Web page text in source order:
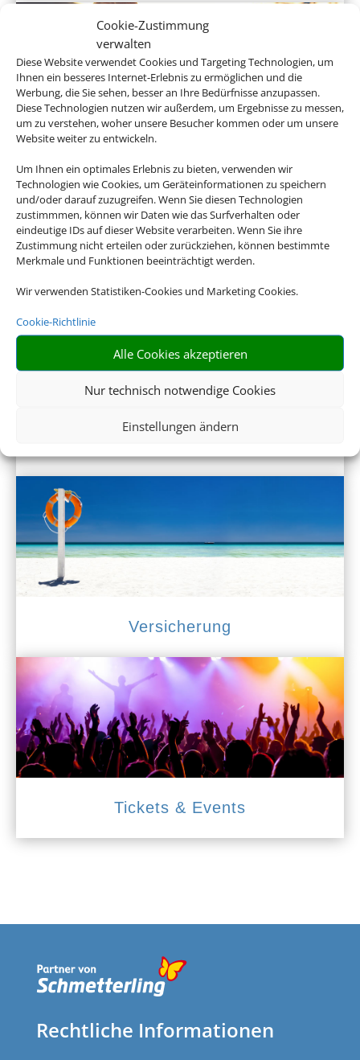
Cookie-Zustimmung
verwalten
Diese Website verwendet Cookies und Targeting Technologien, um
Ihnen ein besseres Internet-Erlebnis zu ermöglichen und die
Werbung, die Sie sehen, besser an Ihre Bedürfnisse anzupassen.
Diese Technologien nutzen wir außerdem, um Ergebnisse zu messen,
um zu verstehen, woher unsere Besucher kommen oder um unsere
Website weiter zu entwickeln.
Um Ihnen ein optimales Erlebnis zu bieten, verwenden wir
Technologien wie Cookies, um Geräteinformationen zu speichern
und/oder darauf zuzugreifen. Wenn Sie diesen Technologien
zustimmmen, können wir Daten wie das Surfverhalten oder
eindeutige IDs auf dieser Website verarbeiten. Wenn Sie ihre
Zustimmung nicht erteilen oder zurückziehen, können bestimmte
Merkmale und Funktionen beeinträchtigt werden.
Wir verwenden Statistiken-Cookies und Marketing Cookies.
Cookie-Richtlinie
Alle Cookies akzeptieren
Nur technisch notwendige Cookies
Einstellungen ändern
Empfehlungen für Ihre Reise
Sinnvolle Extras, die oft dazu gebucht werden.
Versicherung
Tickets & Events
Rechtliche Informationen